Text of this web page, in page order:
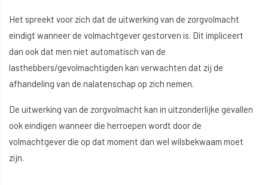
Het spreekt voor zich dat de uitwerking van de zorgvolmacht
eindigt wanneer de volmachtgever gestorven is. Dit impliceert
dan ook dat men niet automatisch van de
lasthebbers/gevolmachtigden kan verwachten dat zij de
afhandeling van de nalatenschap op zich nemen.
De uitwerking van de zorgvolmacht kan in uitzonderlijke gevallen
ook eindigen wanneer die herroepen wordt door de
volmachtgever die op dat moment dan wel wilsbekwaam moet
zijn.